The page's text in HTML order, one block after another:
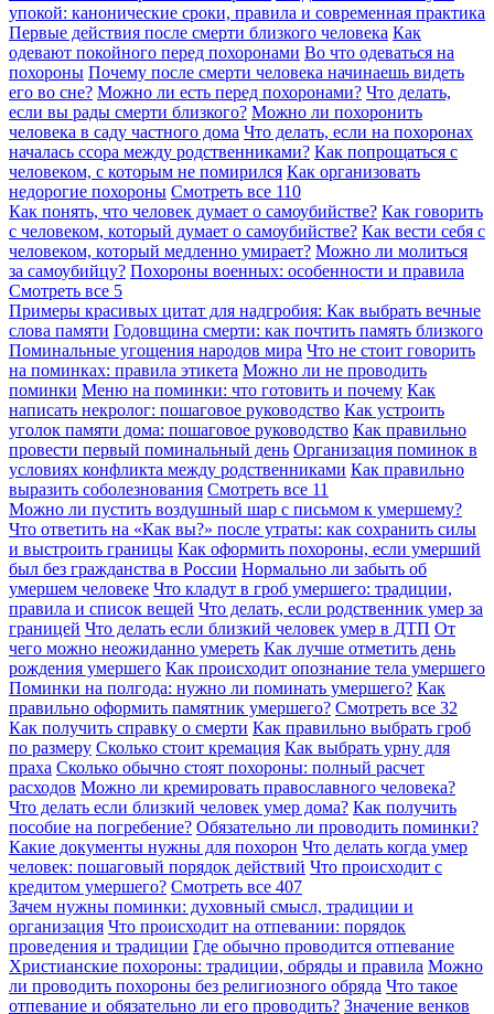
упокой: канонические сроки, правила и современная практика
Первые действия после смерти близкого человека Как
одевают покойного перед похоронами Во что одеваться на
похороны Почему после смерти человека начинаешь видеть
его во сне? Можно ли есть перед похоронами? Что делать,
если вы рады смерти близкого? Можно ли похоронить
человека в саду частного дома Что делать, если на похоронах
началась ссора между родственниками? Как попрощаться с
человеком, с которым не помирился Как организовать
недорогие похороны Смотреть все 110
Как понять, что человек думает о самоубийстве? Как говорить
с человеком, который думает о самоубийстве? Как вести себя с
человеком, который медленно умирает? Можно ли молиться
за самоубийцу? Похороны военных: особенности и правила
Смотреть все 5
Примеры красивых цитат для надгробия: Как выбрать вечные
слова памяти Годовщина смерти: как почтить память близкого
Поминальные угощения народов мира Что не стоит говорить
на поминках: правила этикета Можно ли не проводить
поминки Меню на поминки: что готовить и почему Как
написать некролог: пошаговое руководство Как устроить
уголок памяти дома: пошаговое руководство Как правильно
провести первый поминальный день Организация поминок в
условиях конфликта между родственниками Как правильно
выразить соболезнования Смотреть все 11
Можно ли пустить воздушный шар с письмом к умершему?
Что ответить на «Как вы?» после утраты: как сохранить силы
и выстроить границы Как оформить похороны, если умерший
был без гражданства в России Нормально ли забыть об
умершем человеке Что кладут в гроб умершего: традиции,
правила и список вещей Что делать, если родственник умер за
границей Что делать если близкий человек умер в ДТП От
чего можно неожиданно умереть Как лучше отметить день
рождения умершего Как происходит опознание тела умершего
Поминки на полгода: нужно ли поминать умершего? Как
правильно оформить памятник умершего? Смотреть все 32
Как получить справку о смерти Как правильно выбрать гроб
по размеру Сколько стоит кремация Как выбрать урну для
праха Сколько обычно стоят похороны: полный расчет
расходов Можно ли кремировать православного человека?
Что делать если близкий человек умер дома? Как получить
пособие на погребение? Обязательно ли проводить поминки?
Какие документы нужны для похорон Что делать когда умер
человек: пошаговый порядок действий Что происходит с
кредитом умершего? Смотреть все 407
Зачем нужны поминки: духовный смысл, традиции и
организация Что происходит на отпевании: порядок
проведения и традиции Где обычно проводится отпевание
Христианские похороны: традиции, обряды и правила Можно
ли проводить похороны без религиозного обряда Что такое
отпевание и обязательно ли его проводить? Значение венков